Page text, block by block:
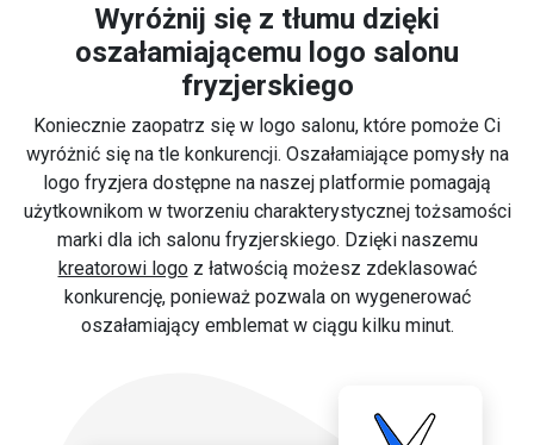
Wyróżnij się z tłumu dzięki
oszałamiającemu logo salonu
fryzjerskiego
Koniecznie zaopatrz się w logo salonu, które pomoże Ci
wyróżnić się na tle konkurencji. Oszałamiające pomysły na
logo fryzjera dostępne na naszej platformie pomagają
użytkownikom w tworzeniu charakterystycznej tożsamości
marki dla ich salonu fryzjerskiego. Dzięki naszemu
kreatorowi logoz łatwością możesz zdeklasować
konkurencję, ponieważ pozwala on wygenerować
oszałamiający emblemat w ciągu kilku minut.